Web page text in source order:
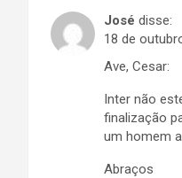
José disse:
18 de
Ave, Cesar:
Inter não
finalização
um homem
Abraços